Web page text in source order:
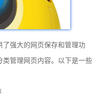
了强大的网页保存和管理功
管理网页内容。以下是一些